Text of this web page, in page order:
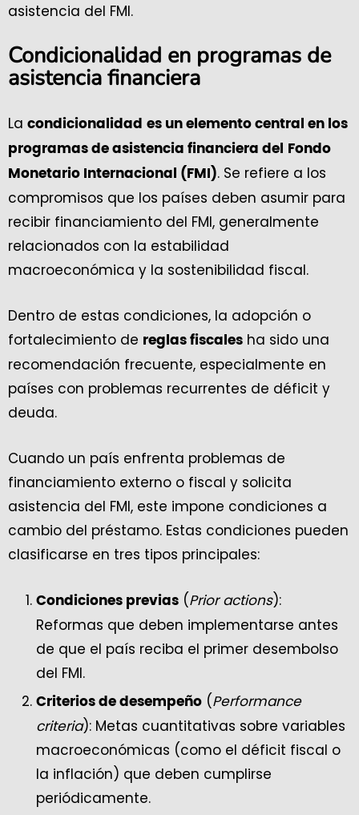
asistencia del FMI.
Condicionalidad en programas de
asistencia financiera
La condicionalidad es un elemento central en los
programas de asistencia financiera del
Fondo
Monetario Internacional (FMI). Se refiere a los
compromisos que los países deben asumir para
recibir financiamiento del FMI, generalmente
relacionados con la estabilidad
macroeconómica y la sostenibilidad fiscal.
Dentro de estas condiciones, la adopción o
fortalecimiento de reglas fiscales ha sido una
recomendación frecuente, especialmente en
países con problemas recurrentes de déficit y
deuda.
Cuando un país enfrenta problemas de
financiamiento externo o fiscal y solicita
asistencia del FMI, este impone condiciones a
cambio del préstamo. Estas condiciones pueden
clasificarse en tres tipos principales:
Condiciones previas (Prior actions):
Reformas que deben implementarse antes
de que el país reciba el primer desembolso
del FMI.
Criterios de desempeño (Performance
criteria): Metas cuantitativas sobre variables
macroeconómicas (como el déficit fiscal o
la inflación) que deben cumplirse
periódicamente.